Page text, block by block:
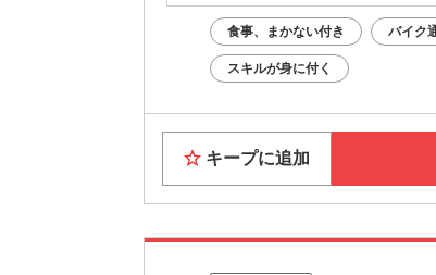
食事、まかない付き バイク
スキルが身に付く
キープに追加